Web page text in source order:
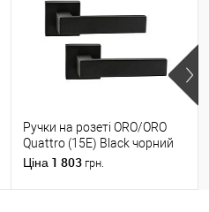
Ручки на розеті ORO/ORO
Quattro (15E) Black чорний
матовий
Ціна 1 803 грн.